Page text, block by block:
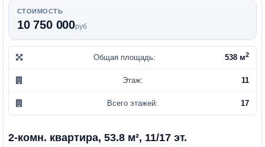
СТОИМОСТЬ
10 750 000руб
Общая площадь: 538 м2
Этаж: 11
Всего этажей: 17
2-комн. квартира, 53.8 м², 11/17 эт.